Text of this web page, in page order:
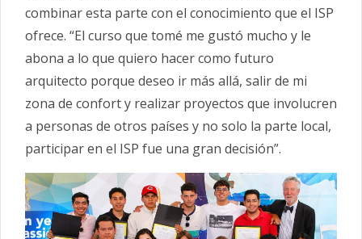
combinar esta parte con el conocimiento que el ISP
ofrece. “El curso que tomé me gustó mucho y le
abona a lo que quiero hacer como futuro
arquitecto porque deseo ir más allá, salir de mi
zona de confort y realizar proyectos que involucren
a personas de otros países y no solo la parte local,
participar en el ISP fue una gran decisión”.